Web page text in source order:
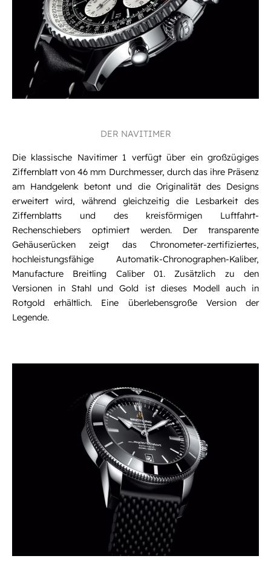
DER NAVITIMER
Die klassische Navitimer 1 verfügt über ein großzügiges
Ziffernblatt von 46 mm Durchmesser, durch das ihre Präsenz
am Handgelenk betont und die Originalität des Designs
erweitert wird, während gleichzeitig die Lesbarkeit des
Ziffernblatts und des kreisförmigen Luftfahrt-
Rechenschiebers optimiert werden. Der transparente
Gehäuserücken zeigt das Chronometer-zertifiziertes,
hochleistungsfähige Automatik-Chronographen-Kaliber,
Manufacture Breitling Caliber 01. Zusätzlich zu den
Versionen in Stahl und Gold ist dieses Modell auch in
Rotgold erhältlich. Eine überlebensgroße Version der
Legende.